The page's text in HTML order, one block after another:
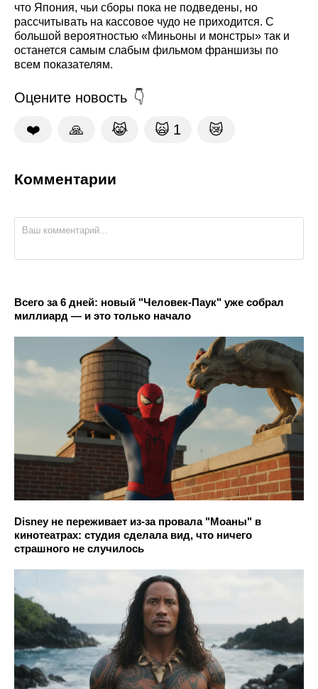
что Япония, чьи сборы пока не подведены, но
рассчитывать на кассовое чудо не приходится. С
большой вероятностью «Миньоны и монстры» так и
останется самым слабым фильмом франшизы по
всем показателям.
Оцените новость
❤️ 🙏 😹 🙀 1 😿
Комментарии
Всего за 6 дней: новый "Человек-Паук" уже собрал
миллиард — и это только начало
Disney не переживает из-за провала "Моаны" в
кинотеатрах: студия сделала вид, что ничего
страшного не случилось